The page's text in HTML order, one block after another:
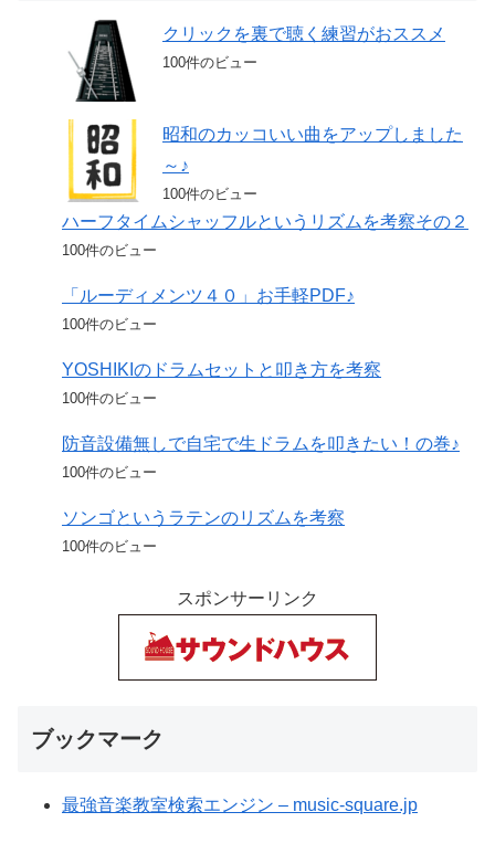
クリックを裏で聴く練習がおススメ
100件のビュー
昭和のカッコいい曲をアップしました
～♪
100件のビュー
ハーフタイムシャッフルというリズムを考察その２
100件のビュー
「ルーディメンツ４０」お手軽PDF♪
100件のビュー
YOSHIKIのドラムセットと叩き方を考察
100件のビュー
防音設備無しで自宅で生ドラムを叩きたい！の巻♪
100件のビュー
ソンゴというラテンのリズムを考察
100件のビュー
スポンサーリンク
ブックマーク
最強音楽教室検索エンジン – music-square.jp